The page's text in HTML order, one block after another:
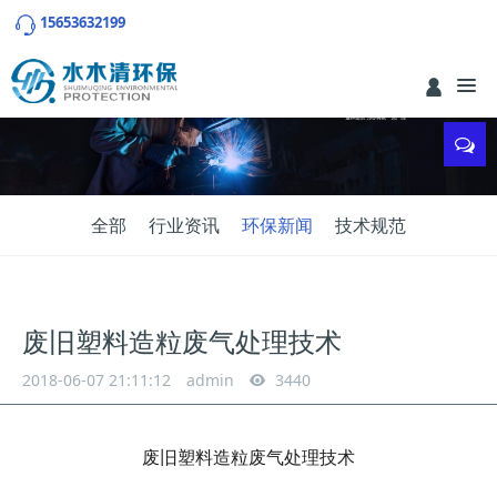
15653632199
全部 行业资讯 环保新闻 技术规范
废旧塑料造粒废气处理技术
2018-06-07 21:11:12 admin 3440
废旧塑料造粒废气处理技术